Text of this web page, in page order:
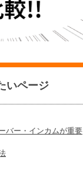
いページ
バー・インカムが重要